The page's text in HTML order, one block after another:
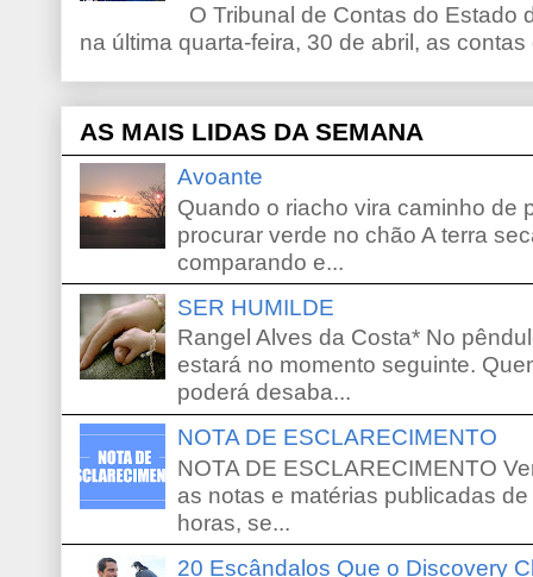
O Tribunal de Contas do Estado
na última quarta-feira, 30 de abril, as
AS MAIS LIDAS DA SEMANA
Avoante
Quando o riacho vira caminho de
procurar verde no chão A terra
comparando e...
SER HUMILDE
Rangel Alves da Costa* No
estará no momento seguinte.
poderá desaba...
NOTA DE ESCLARECIMENTO
NOTA DE ESCLARECIMENTO
as notas e matérias publicadas
horas, se...
20 Escândalos Que o Discovery